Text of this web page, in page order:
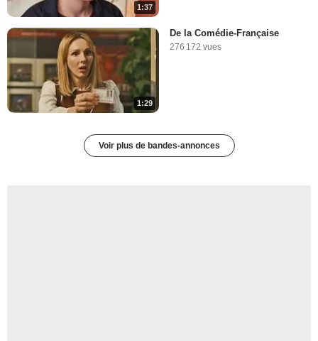
1:37
1:29
De la Comédie-Française
276 172 vues
Voir plus de bandes-annonces